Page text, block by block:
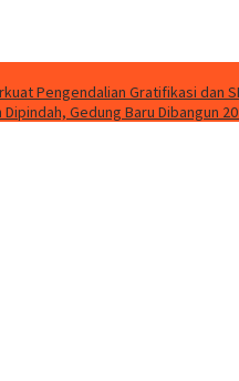
Pengendalian Gratifikasi dan
Gedung Baru Dibangun